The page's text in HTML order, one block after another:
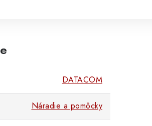
DATACOM
Náradie a pomôcky